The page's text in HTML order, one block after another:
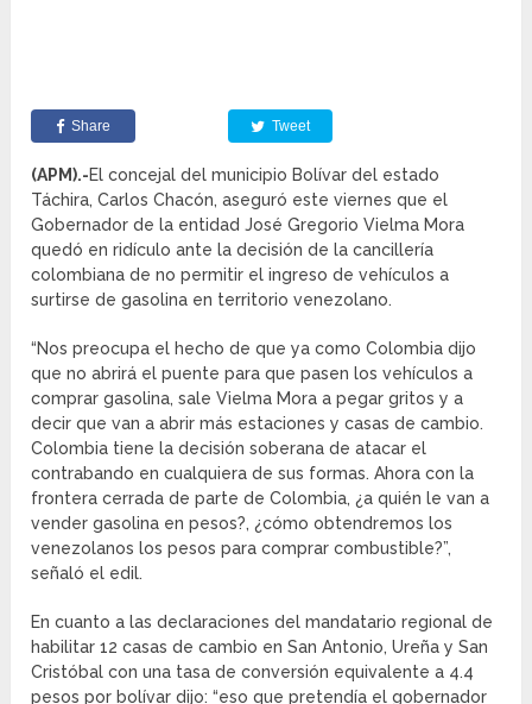
Share Tweet
(APM).-El concejal del municipio Bolívar del estado
Táchira, Carlos Chacón, aseguró este viernes que el
Gobernador de la entidad José Gregorio Vielma Mora
quedó en ridículo ante la decisión de la cancillería
colombiana de no permitir el ingreso de vehículos a
surtirse de gasolina en territorio venezolano.
“Nos preocupa el hecho de que ya como Colombia dijo
que no abrirá el puente para que pasen los vehículos a
comprar gasolina, sale Vielma Mora a pegar gritos y a
decir que van a abrir más estaciones y casas de cambio.
Colombia tiene la decisión soberana de atacar el
contrabando en cualquiera de sus formas. Ahora con la
frontera cerrada de parte de Colombia, ¿a quién le van a
vender gasolina en pesos?, ¿cómo obtendremos los
venezolanos los pesos para comprar combustible?”,
señaló el edil.
En cuanto a las declaraciones del mandatario regional de
habilitar 12 casas de cambio en San Antonio, Ureña y San
Cristóbal con una tasa de conversión equivalente a 4.4
pesos por bolívar dijo: “eso que pretendía el gobernador